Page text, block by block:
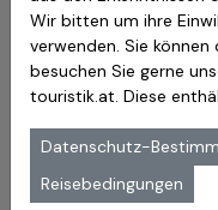
Wir bitten um ihre
verwenden. Sie
besuchen Sie gerne
touristik.at. Diese
Datenschutz-
Reisebedingungen